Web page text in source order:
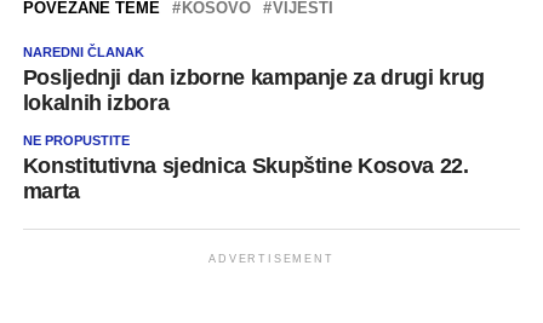
POVEZANE TEME KOSOVO VIJESTI
NAREDNI ČLANAK
Posljednji dan izborne kampanje za drugi krug
lokalnih izbora
NE PROPUSTITE
Konstitutivna sjednica Skupštine Kosova 22.
marta
ADVERTISEMENT